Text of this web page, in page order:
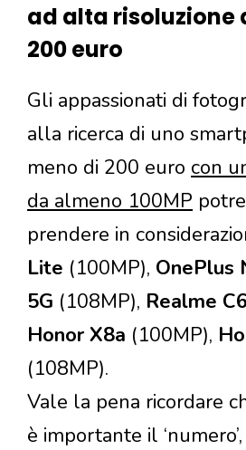
ad alta risoluzione
200 euro
Gli appassionati di
alla ricerca di uno
meno di 200 euro con
da almeno 100MP
prendere in
Lite (100MP), OnePlus
5G (108MP), Realme
Honor X8a (100MP),
(108MP).
Vale la pena ricordare
è importante il